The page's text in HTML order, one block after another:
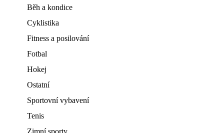
Běh a kondice
Cyklistika
Fitness a posilování
Fotbal
Hokej
Ostatní
Sportovní vybavení
Tenis
Zimní sporty